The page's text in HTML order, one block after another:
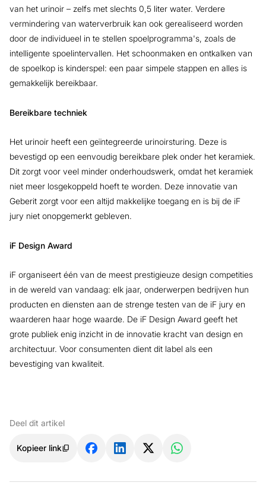
van het urinoir – zelfs met slechts 0,5 liter water. Verdere
vermindering van waterverbruik kan ook gerealiseerd worden
door de individueel in te stellen spoelprogramma's, zoals de
intelligente spoelintervallen. Het schoonmaken en ontkalken van
de spoelkop is kinderspel: een paar simpele stappen en alles is
gemakkelijk bereikbaar.
Bereikbare techniek
Het urinoir heeft een geïntegreerde urinoirsturing. Deze is
bevestigd op een eenvoudig bereikbare plek onder het keramiek.
Dit zorgt voor veel minder onderhoudswerk, omdat het keramiek
niet meer losgekoppeld hoeft te worden. Deze innovatie van
Geberit zorgt voor een altijd makkelijke toegang en is bij de iF
jury niet onopgemerkt gebleven.
iF Design Award
iF organiseert één van de meest prestigieuze design competities
in de wereld van vandaag: elk jaar, onderwerpen bedrijven hun
producten en diensten aan de strenge testen van de iF jury en
waarderen haar hoge waarde. De iF Design Award geeft het
grote publiek enig inzicht in de innovatie kracht van design en
architectuur. Voor consumenten dient dit label als een
bevestiging van kwaliteit.
Deel dit artikel
Kopieer link